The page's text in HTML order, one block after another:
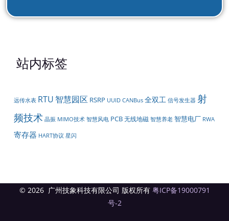
站内标签
远传水表 RTU 智慧园区 RSRP UUID CANBus 全双工 信号发生器 射
频技术 晶振 MIMO技术 智慧风电 PCB无线地磁 智慧养老 智慧电厂 RWA
寄存器 HART协议 星闪
© 2026 广州技象科技有限公司 版权所有 粤ICP备19000791
号-2